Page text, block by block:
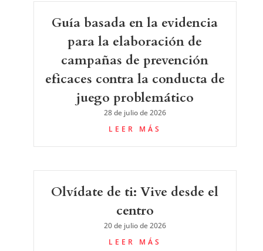
Guía basada en la evidencia
para la elaboración de
campañas de prevención
eficaces contra la conducta de
juego problemático
28 de julio de 2026
LEER MÁS
Olvídate de ti: Vive desde el
centro
20 de julio de 2026
LEER MÁS